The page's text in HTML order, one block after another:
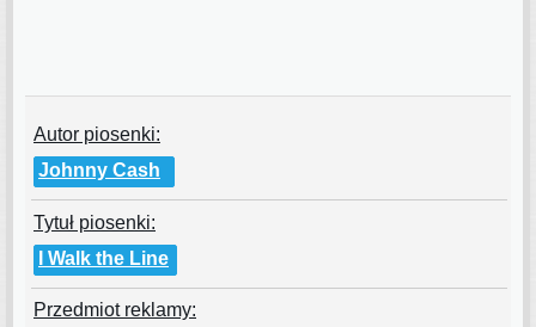
Autor piosenki:
Johnny Cash
Tytuł piosenki:
I Walk the Line
Przedmiot reklamy: